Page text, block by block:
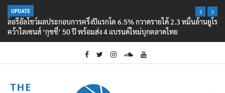
UPDATE
ลอรีอัลโชว์ผลประกอบการครึ่งปีแรกโต 6.5% กวาดรายได้ 2.3 หมื่นล้านยูโร
คว้าไลเซนส์ ‘กุชชี่’ 50 ปี พร้อมส่ง 4 แบรนด์ใหม่บุกตลาดไทย